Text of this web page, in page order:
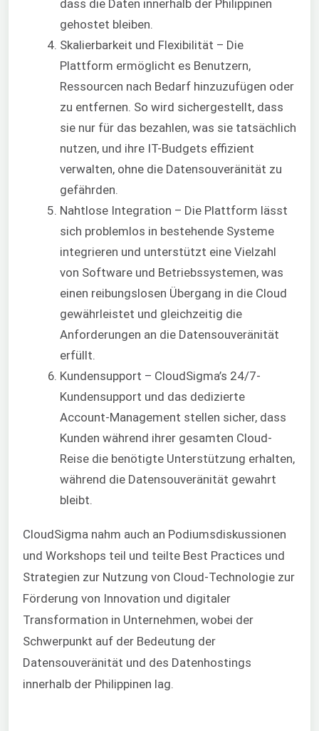
dass die Daten innerhalb der Philippinen
gehostet bleiben.
Skalierbarkeit und Flexibilität – Die
Plattform ermöglicht es Benutzern,
Ressourcen nach Bedarf hinzuzufügen oder
zu entfernen. So wird sichergestellt, dass
sie nur für das bezahlen, was sie tatsächlich
nutzen, und ihre IT-Budgets effizient
verwalten, ohne die Datensouveränität zu
gefährden.
Nahtlose Integration – Die Plattform lässt
sich problemlos in bestehende Systeme
integrieren und unterstützt eine Vielzahl
von Software und Betriebssystemen, was
einen reibungslosen Übergang in die Cloud
gewährleistet und gleichzeitig die
Anforderungen an die Datensouveränität
erfüllt.
Kundensupport – CloudSigma’s 24/7-
Kundensupport und das dedizierte
Account-Management stellen sicher, dass
Kunden während ihrer gesamten Cloud-
Reise die benötigte Unterstützung erhalten,
während die Datensouveränität gewahrt
bleibt.
CloudSigma nahm auch an Podiumsdiskussionen
und Workshops teil und teilte Best Practices und
Strategien zur Nutzung von Cloud-Technologie zur
Förderung von Innovation und digitaler
Transformation in Unternehmen, wobei der
Schwerpunkt auf der Bedeutung der
Datensouveränität und des Datenhostings
innerhalb der Philippinen lag.